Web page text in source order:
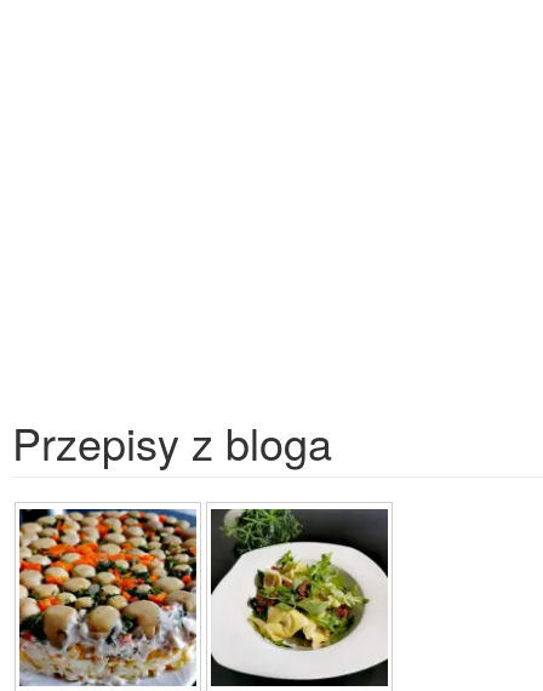
Przepisy z bloga